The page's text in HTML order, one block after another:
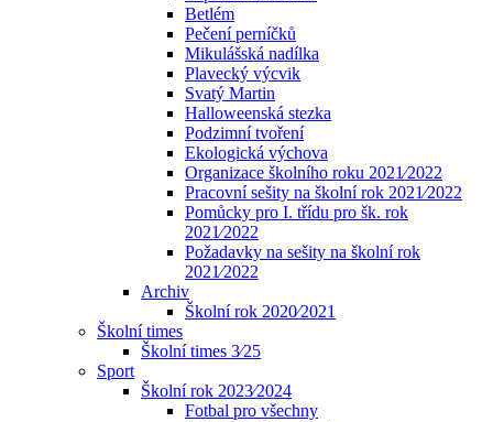
Betlém
Pečení perníčků
Mikulášská nadílka
Plavecký výcvik
Svatý Martin
Halloweenská stezka
Podzimní tvoření
Ekologická výchova
Organizace školního roku 2021⁄2022
Pracovní sešity na školní rok 2021⁄2022
Pomůcky pro I. třídu pro šk. rok
2021⁄2022
Požadavky na sešity na školní rok
2021⁄2022
Archiv
Školní rok 2020⁄2021
Školní times
Školní times 3⁄25
Sport
Školní rok 2023⁄2024
Fotbal pro všechny